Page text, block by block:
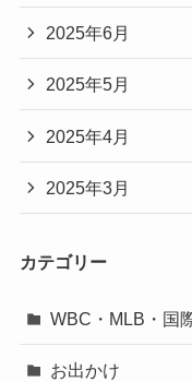
2025年6月
2025年5月
2025年4月
2025年3月
カテゴリー
WBC・MLB・国
お出かけ